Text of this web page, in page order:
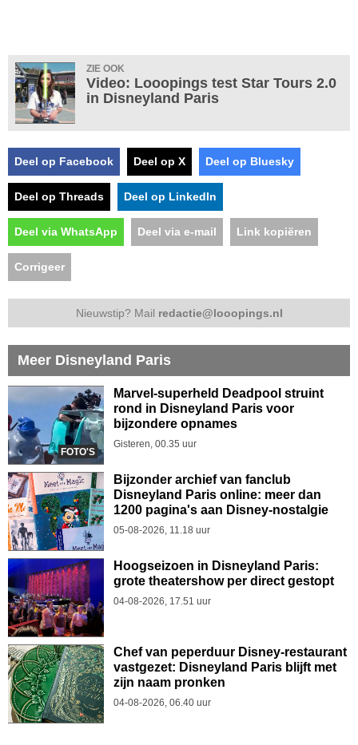
ZIE OOK
Video: Looopings test Star Tours 2.0
in Disneyland Paris
Deel op Facebook Deel op X Deel op Bluesky
Deel op Threads Deel op LinkedIn
Deel via WhatsApp Deel via e-mail Link kopiëren
Corrigeer
Nieuwstip? Mail redactie@looopings.nl
Meer Disneyland Paris
FOTO'S
Marvel-superheld Deadpool struint
rond in Disneyland Paris voor
bijzondere opnames
Gisteren, 00.35 uur
Bijzonder archief van fanclub
Disneyland Paris online: meer dan
1200 pagina's aan Disney-nostalgie
05-08-2026, 11.18 uur
Hoogseizoen in Disneyland Paris:
grote theatershow per direct gestopt
04-08-2026, 17.51 uur
Chef van peperduur Disney-restaurant
vastgezet: Disneyland Paris blijft met
zijn naam pronken
04-08-2026, 06.40 uur